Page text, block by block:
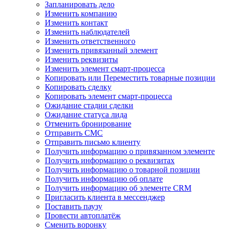
Запланировать дело
Изменить компанию
Изменить контакт
Изменить наблюдателей
Изменить ответственного
Изменить привязанный элемент
Изменить реквизиты
Изменить элемент смарт-процесса
Копировать или Переместить товарные позиции
Копировать сделку
Копировать элемент смарт-процесса
Ожидание стадии сделки
Ожидание статуса лида
Отменить бронирование
Отправить СМС
Отправить письмо клиенту
Получить информацию о привязанном элементе
Получить информацию о реквизитах
Получить информацию о товарной позиции
Получить информацию об оплате
Получить информацию об элементе CRM
Пригласить клиента в мессенджер
Поставить паузу
Провести автоплатёж
Сменить воронку